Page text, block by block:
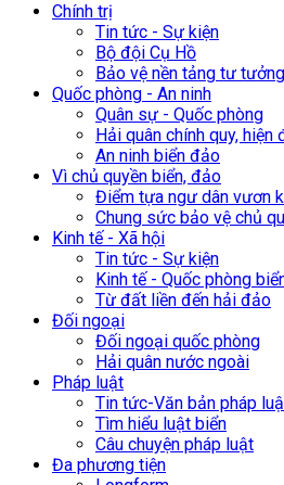
Chính trị
Tin tức - Sự kiện
Bộ đội Cụ Hồ
Bảo vệ nền tảng tư
Quốc phòng - An ninh
Quân sự - Quốc phòng
Hải quân chính quy, hiện
An ninh biển đảo
Vì chủ quyền biển, đảo
Điểm tựa ngư dân vươn
Chung sức bảo vệ chủ
Kinh tế - Xã hội
Tin tức - Sự kiện
Kinh tế - Quốc phòng
Từ đất liền đến hải đảo
Đối ngoại
Đối ngoại quốc phòng
Hải quân nước ngoài
Pháp luật
Tin tức-Văn bản pháp
Tìm hiểu luật biển
Câu chuyện pháp luật
Đa phương tiện